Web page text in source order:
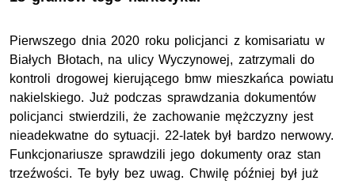
Pierwszego dnia 2020 roku policjanci z komisariatu w
Białych Błotach, na ulicy Wyczynowej, zatrzymali do
kontroli drogowej kierującego bmw mieszkańca powiatu
nakielskiego. Już podczas sprawdzania dokumentów
policjanci stwierdzili, że zachowanie mężczyzny jest
nieadekwatne do sytuacji. 22-latek był bardzo nerwowy.
Funkcjonariusze sprawdzili jego dokumenty oraz stan
trzeźwości. Te były bez uwag. Chwilę później był już